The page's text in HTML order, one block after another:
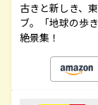
古きと新しき、
ブ。「地球の歩
絶景集！